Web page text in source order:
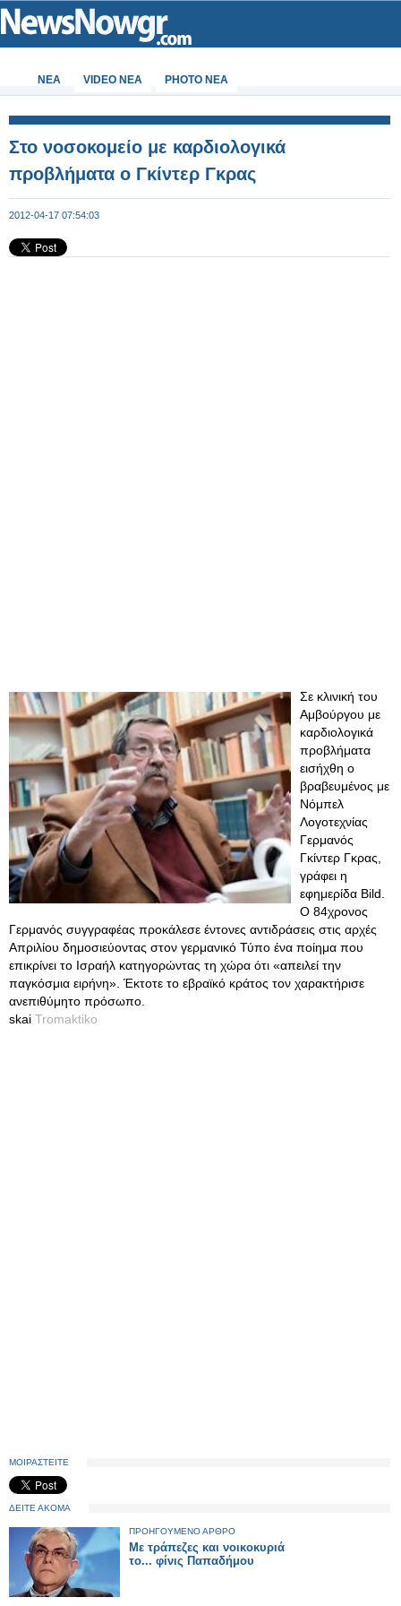
ΝΕΑ VIDEO NEA PHOTO NEA
Στο νοσοκομείο με καρδιολογικά
προβλήματα ο Γκίντερ Γκρας
2012-04-17 07:54:03
Σε κλινική του
Αμβούργου με
καρδιολογικά
προβλήματα
εισήχθη ο
βραβευμένος με
Νόμπελ
Λογοτεχνίας
Γερμανός
Γκίντερ Γκρας,
γράφει η
εφημερίδα Bild.
Ο 84χρονος
Γερμανός συγγραφέας προκάλεσε έντονες αντιδράσεις στις αρχές
Απριλίου δημοσιεύοντας στον γερμανικό Τύπο ένα ποίημα που
επικρίνει το Ισραήλ κατηγορώντας τη χώρα ότι «απειλεί την
παγκόσμια ειρήνη». Έκτοτε το εβραϊκό κράτος τον χαρακτήρισε
ανεπιθύμητο πρόσωπο.
skai Tromaktiko
ΜΟΙΡΑΣΤΕΙΤΕ
ΔΕΙΤΕ ΑΚΟΜΑ
ΠΡΟΗΓΟΥΜΕΝΟ ΑΡΘΡΟ
Με τράπεζες και νοικοκυριά
το... φίνις Παπαδήμου